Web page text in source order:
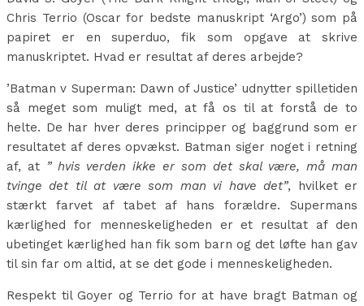
Chris Terrio (Oscar for bedste manuskript ‘Argo’) som på
papiret er en superduo, fik som opgave at skrive
manuskriptet. Hvad er resultat af deres arbejde?
’Batman v Superman: Dawn of Justice’ udnytter spilletiden
så meget som muligt med, at få os til at forstå de to
helte. De har hver deres principper og baggrund som er
resultatet af deres opvækst. Batman siger noget i retning
af, at ” hvis verden ikke er som det skal være, må man
tvinge det til at være som man vi have det”, hvilket er
stærkt farvet af tabet af hans forældre. Supermans
kærlighed for menneskeligheden er et resultat af den
ubetinget kærlighed han fik som barn og det løfte han gav
til sin far om altid, at se det gode i menneskeligheden.
Respekt til Goyer og Terrio for at have bragt Batman og